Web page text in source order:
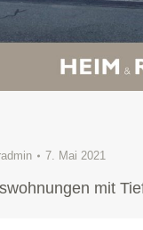
7. Mai 2021
mit